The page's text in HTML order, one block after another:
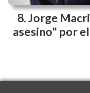
Jorge
asesino" por